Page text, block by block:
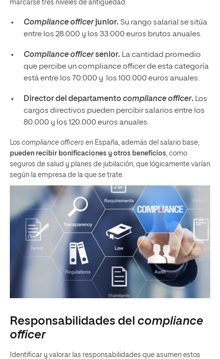
marcarse tres niveles de antigüedad:
Compliance officerjunior. Su rango salarial se sitúa
entre los 28.000 y los 33.000 euros brutos anuales.
Compliance officersenior. La cantidad promedio
que percibe un compliance officer de esta categoría
está entre los 70.000 y los 100.000 euros anuales.
Director del departamentocompliance officer. Los
cargos directivos pueden percibir salarios entre los
80.000 y los 120.000 euros anuales.
Los compliance officers en España, además del salario base,
pueden recibir bonificaciones y otros beneficios, como
seguros de salud y planes de jubilación, que lógicamente varían
según la empresa de la que se trate.
Responsabilidades del compliance
officer
Identificar y valorar las responsabilidades que asumen estos